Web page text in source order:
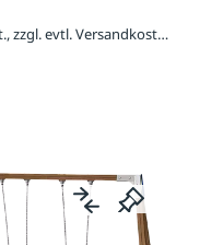
5.840,52 € / Stück inkl. 19 % MwSt., zzgl. evtl. Versandkosten